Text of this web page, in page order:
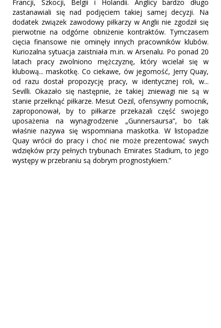
Francji, Szkocji, Belgii i Holandii. Anglicy bardzo długo
zastanawiali się nad podjęciem takiej samej decyzji. Na
dodatek związek zawodowy piłkarzy w Anglii nie zgodził się
pierwotnie na odgórne obniżenie kontraktów. Tymczasem
cięcia finansowe nie ominęły innych pracowników klubów.
Kuriozalna sytuacja zaistniała m.in. w Arsenalu. Po ponad 20
latach pracy zwolniono mężczyznę, który wcielał się w
klubową... maskotkę. Co ciekawe, ów jegomość, Jerry Quay,
od razu dostał propozycję pracy, w identycznej roli, w...
Sevilli. Okazało się następnie, że takiej zniewagi nie są w
stanie przełknąć piłkarze. Mesut Oezil, ofensywny pomocnik,
zaproponował, by to piłkarze przekazali część swojego
uposażenia na wynagrodzenie „Gunnersaursa”, bo tak
właśnie nazywa się wspomniana maskotka. W listopadzie
Quay wrócił do pracy i choć nie może prezentować swych
wdzięków przy pełnych trybunach Emirates Stadium, to jego
występy w przebraniu są dobrym prognostykiem.”